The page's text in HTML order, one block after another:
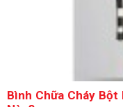
Bình Chữa Cháy